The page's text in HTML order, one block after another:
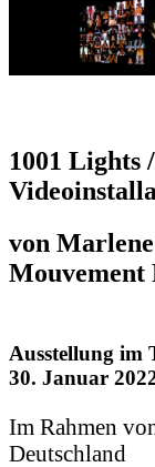
1001 Lights
von
Mouvement
Ausstellung im
30. Januar
Im Rahmen
Deutschland